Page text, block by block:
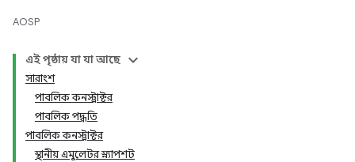
AOSP
এই পৃষ্ঠায় যা যা আছে
সারাংশ
পাবলিক কনস্ট্রাক্টর
পাবলিক পদ্ধতি
পাবলিক কনস্ট্রাক্টর
স্থানীয় এমুলেটর স্ন্যাপশট